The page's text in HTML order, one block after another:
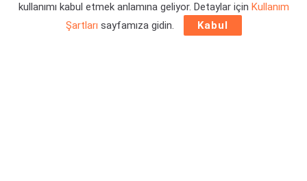
kullanımı kabul etmek anlamına geliyor. Detaylar için Kullanım
Şartları sayfamıza gidin. Kabul